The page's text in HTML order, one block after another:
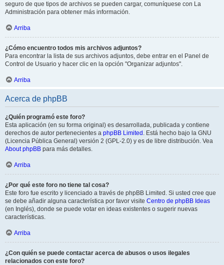
seguro de que tipos de archivos se pueden cargar, comuníquese con La
Administración para obtener más información.
Arriba
¿Cómo encuentro todos mis archivos adjuntos?
Para encontrar la lista de sus archivos adjuntos, debe entrar en el Panel de
Control de Usuario y hacer clic en la opción "Organizar adjuntos".
Arriba
Acerca de phpBB
¿Quién programó este foro?
Esta aplicación (en su forma original) es desarrollada, publicada y contiene
derechos de autor pertenecientes a phpBB Limited . Está hecho bajo la GNU
(Licencia Pública General) versión 2 (GPL-2.0) y es de libre distribución. Vea
About phpBB para más detalles.
Arriba
¿Por qué este foro no tiene tal cosa?
Este foro fue escrito y licenciado a través de phpBB Limited. Si usted cree que
se debe añadir alguna característica por favor visite Centro de phpBB Ideas
(en Inglés), donde se puede votar en ideas existentes o sugerir nuevas
características.
Arriba
¿Con quién se puede contactar acerca de abusos o usos ilegales
relacionados con este foro?